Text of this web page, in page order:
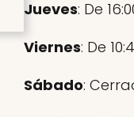
Jueves: De
Viernes: De
Sábado: